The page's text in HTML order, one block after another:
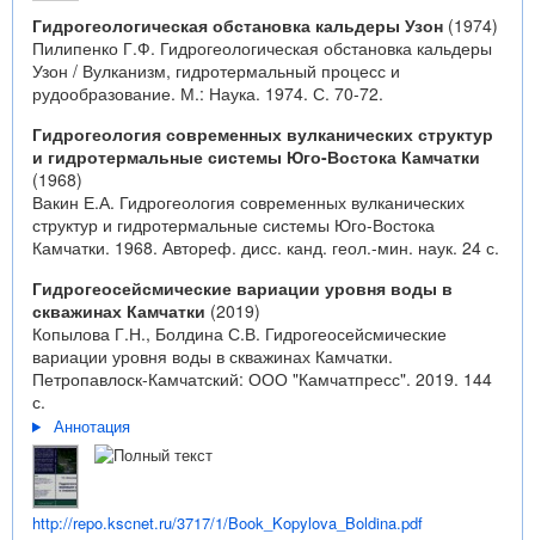
Гидрогеологическая обстановка кальдеры Узон (1974)
Пилипенко Г.Ф. Гидрогеологическая обстановка кальдеры
Узон / Вулканизм, гидротермальный процесс и
рудообразование. М.: Наука. 1974. С. 70-72.
Гидрогеология современных вулканических структур
и гидротермальные системы Юго-Востока Камчатки
(1968)
Вакин Е.А. Гидрогеология современных вулканических
структур и гидротермальные системы Юго-Востока
Камчатки. 1968. Автореф. дисс. канд. геол.-мин. наук. 24 с.
Гидрогеосейсмические вариации уровня воды в
скважинах Камчатки (2019)
Копылова Г.Н., Болдина С.В. Гидрогеосейсмические
вариации уровня воды в скважинах Камчатки.
Петропавлоск-Камчатский: ООО "Камчатпресс". 2019. 144
с.
Аннотация
http://repo.kscnet.ru/3717/1/Book_Kopylova_Boldina.pdf